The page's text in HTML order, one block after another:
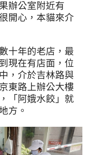
辦公室附近有
開心，本貓來介
十年的老店，最
現在有店面，位
，介於吉林路與
東路上辦公大樓
「阿娥水餃」就
方。